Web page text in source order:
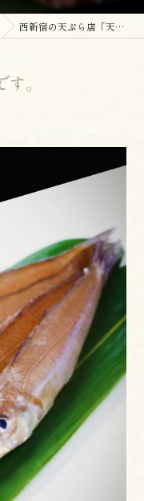
西新宿の天ぷら店「天秀」です。
。